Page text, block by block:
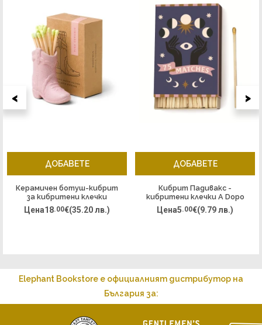
ДОБАВЕТЕ
Керамичен ботуш-кибрит
за кибритени клечки
Падивакс, Нешвил - розов
Цена18.00€(35.20 лв.)
ДОБАВЕТЕ
Кибрит Падивакс -
кибритени клечки A Dopo
в кутия, Златна Луна
Цена5.00€(9.79 лв.)
< >
Elephant Bookstore е официалният дистрибутор на
България за: